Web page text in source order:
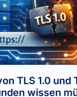
TLS 1.0 und
wissen